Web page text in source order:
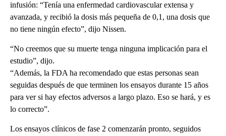
infusión: “Tenía una enfermedad cardiovascular extensa y
avanzada, y recibió la dosis más pequeña de 0,1, una dosis que
no tiene ningún efecto”, dijo Nissen.
“No creemos que su muerte tenga ninguna implicación para el
estudio”, dijo.
“Además, la FDA ha recomendado que estas personas sean
seguidas después de que terminen los ensayos durante 15 años
para ver si hay efectos adversos a largo plazo. Eso se hará, y es
lo correcto”.
Los ensayos clínicos de fase 2 comenzarán pronto, seguidos